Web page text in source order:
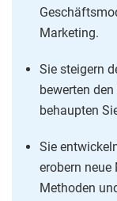
Marketing.
Sie steigern
bewerten
behaupten
Sie
erobern
Methoden